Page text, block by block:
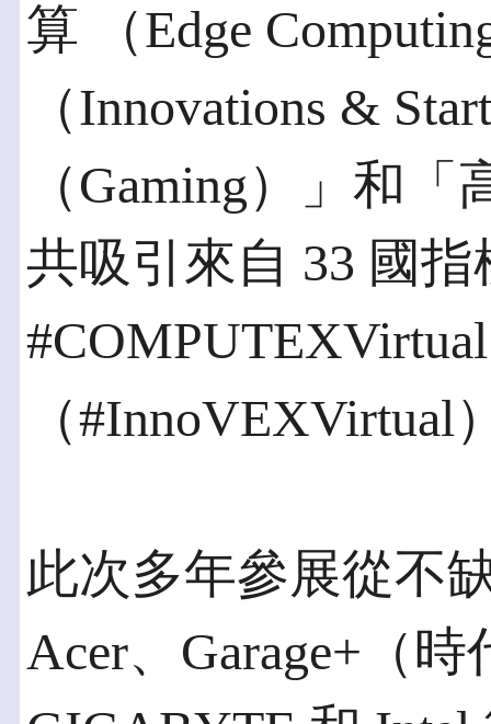
算 （Edge
（Innovations &
（Gaming）」和
共吸引來自 33 國
（#InnoVEXVirtual
此次多年參展從不
Acer、Garage+（